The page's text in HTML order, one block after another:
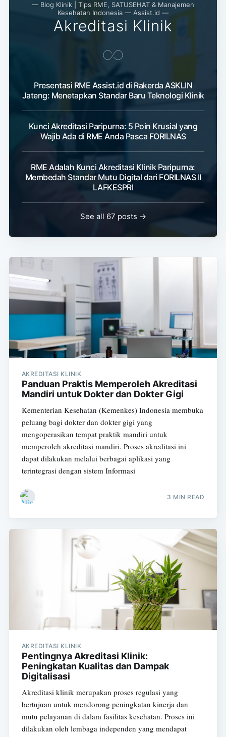
— Blog Klinik | Tips RME, SATUSEHAT & Manajemen
Kesehatan Indonesia — Assist.id —
Akreditasi Klinik
Presentasi RME Assist.id di Rakerda ASKLIN
Jateng: Menetapkan Standar Baru Teknologi Klinik
Kunci Akreditasi Paripurna: 5 Poin Krusial yang
Wajib Ada di RME Anda Pasca FORILNAS
RME Adalah Kunci Akreditasi Klinik Paripurna:
Membedah Standar Mutu Digital dari FORILNAS II
LAFKESPRI
See all 67 posts →
AKREDITASI KLINIK
Panduan Praktis Memperoleh Akreditasi
Mandiri untuk Dokter dan Dokter Gigi
Kementerian Kesehatan (Kemenkes) Indonesia membuka
peluang bagi dokter dan dokter gigi yang
mengoperasikan tempat praktik mandiri untuk
memperoleh akreditasi mandiri. Proses akreditasi ini
dapat dilakukan melalui berbagai aplikasi yang
terintegrasi dengan sistem Informasi
3 MIN READ
AKREDITASI KLINIK
Pentingnya Akreditasi Klinik:
Peningkatan Kualitas dan Dampak
Digitalisasi
Akreditasi klinik merupakan proses regulasi yang
bertujuan untuk mendorong peningkatan kinerja dan
mutu pelayanan di dalam fasilitas kesehatan. Proses ini
dilakukan oleh lembaga independen yang mendapat